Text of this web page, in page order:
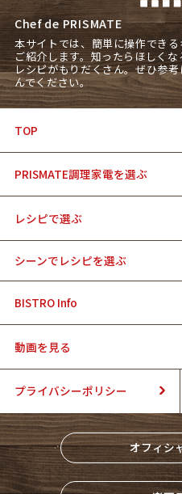
Chef de PRISMATE
本サイトでは、簡単に操作でき
ご紹介します。知ったらほしく
レシピがもりだくさん。ぜひ参
んでください。
TOP
PRISMATE調理家電を選ぶ
レシピで選ぶ
シーンでレシピを選ぶ
BISTRO Info
動画を見る
プライバシーポリシー
オフィシ